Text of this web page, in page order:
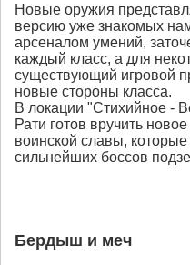
Новые оружия
версию уже знакомых
арсеналом умений,
каждый класс, а для
существующий игровой
новые стороны класса.
В локации "Стихийное -
Рати готов вручить
воинской славы,
сильнейших боссов
Бердыш и меч